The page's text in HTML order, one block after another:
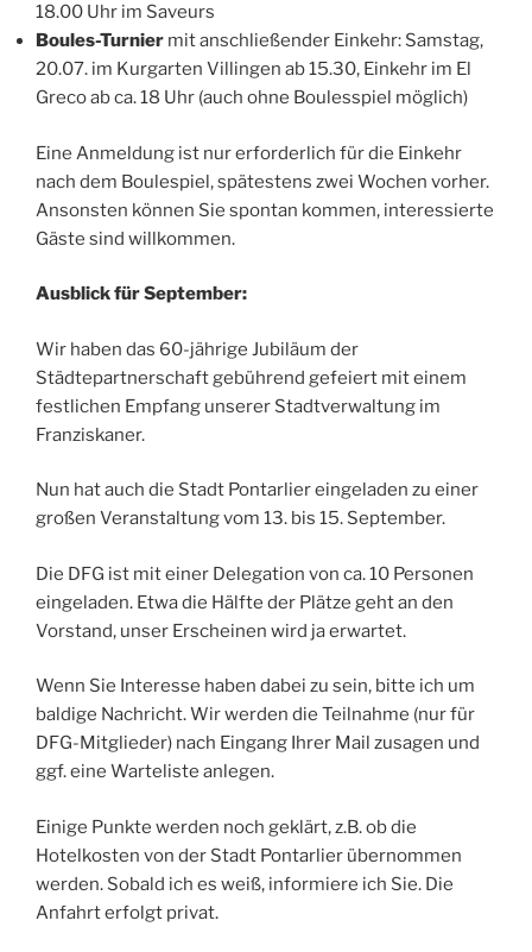
18.00 Uhr im Saveurs
Boules-Turnier mit anschließender Einkehr: Samstag,
20.07. im Kurgarten Villingen ab 15.30, Einkehr im El
Greco ab ca. 18 Uhr (auch ohne Boulesspiel möglich)
Eine Anmeldung ist nur erforderlich für die Einkehr
nach dem Boulespiel, spätestens zwei Wochen vorher.
Ansonsten können Sie spontan kommen, interessierte
Gäste sind willkommen.
Ausblick für September:
Wir haben das 60-jährige Jubiläum der
Städtepartnerschaft gebührend gefeiert mit einem
festlichen Empfang unserer Stadtverwaltung im
Franziskaner.
Nun hat auch die Stadt Pontarlier eingeladen zu einer
großen Veranstaltung vom 13. bis 15. September.
Die DFG ist mit einer Delegation von ca. 10 Personen
eingeladen. Etwa die Hälfte der Plätze geht an den
Vorstand, unser Erscheinen wird ja erwartet.
Wenn Sie Interesse haben dabei zu sein, bitte ich um
baldige Nachricht. Wir werden die Teilnahme (nur für
DFG-Mitglieder) nach Eingang Ihrer Mail zusagen und
ggf. eine Warteliste anlegen.
Einige Punkte werden noch geklärt, z.B. ob die
Hotelkosten von der Stadt Pontarlier übernommen
werden. Sobald ich es weiß, informiere ich Sie. Die
Anfahrt erfolgt privat.